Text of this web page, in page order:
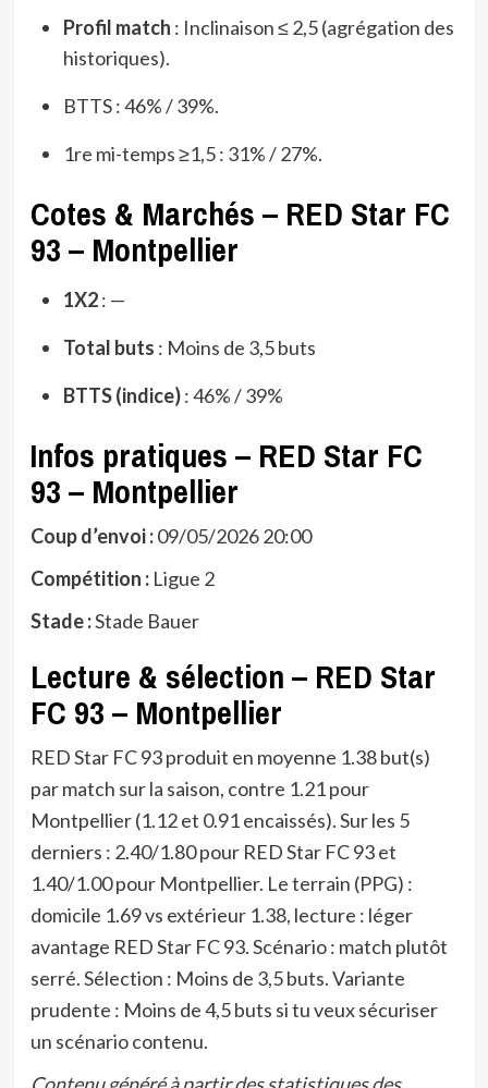
Profil match : Inclinaison ≤ 2,5 (agrégation des
historiques).
BTTS : 46% / 39%.
1re mi-temps ≥1,5 : 31% / 27%.
Cotes & Marchés – RED Star FC
93 – Montpellier
1X2: —
Total buts : Moins de 3,5 buts
BTTS (indice): 46% / 39%
Infos pratiques – RED Star FC
93 – Montpellier
Coup d’envoi :09/05/2026 20:00
Compétition :Ligue 2
Stade :Stade Bauer
Lecture & sélection – RED Star
FC 93 – Montpellier
RED Star FC 93 produit en moyenne 1.38 but(s)
par match sur la saison, contre 1.21 pour
Montpellier (1.12 et 0.91 encaissés). Sur les 5
derniers : 2.40/1.80 pour RED Star FC 93 et
1.40/1.00 pour Montpellier. Le terrain (PPG) :
domicile 1.69 vs extérieur 1.38, lecture : léger
avantage RED Star FC 93. Scénario : match plutôt
serré. Sélection : Moins de 3,5 buts. Variante
prudente : Moins de 4,5 buts si tu veux sécuriser
un scénario contenu.